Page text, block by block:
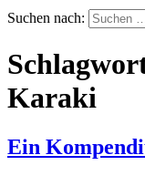
Suchen nach:
Karaki
Ein